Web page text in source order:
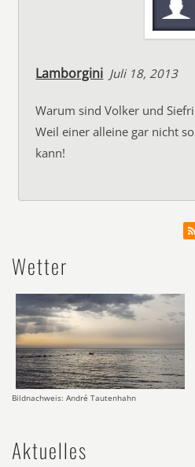
Lamborgini Juli 18, 2013
Warum sind Volker und
Weil einer alleine gar nicht
kann!
Wetter
Bildnachweis: André Tautenhahn
Aktuelles